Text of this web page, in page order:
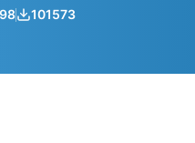
101573